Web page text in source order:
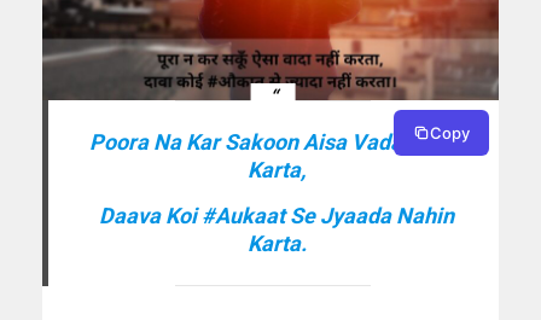
Poora Na Kar Sakoon Aisa Vada Nahin
Karta,
Daava Koi #Aukaat Se Jyaada Nahin
Karta.
Copy